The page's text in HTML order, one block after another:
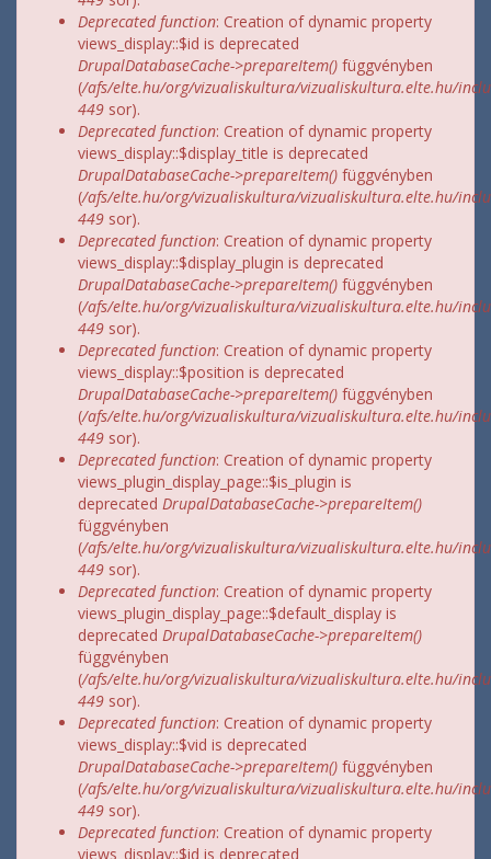
Deprecated function: Creation of dynamic property
views_display::$id is deprecated
DrupalDatabaseCache->prepareItem() függvényben
(/afs/elte.hu/org/vizualiskultura/vizualiskultura.elte.hu/
449 sor).
Deprecated function: Creation of dynamic property
views_display::$display_title is deprecated
DrupalDatabaseCache->prepareItem() függvényben
(/afs/elte.hu/org/vizualiskultura/vizualiskultura.elte.hu/
449 sor).
Deprecated function: Creation of dynamic property
views_display::$display_plugin is deprecated
DrupalDatabaseCache->prepareItem() függvényben
(/afs/elte.hu/org/vizualiskultura/vizualiskultura.elte.hu/
449 sor).
Deprecated function: Creation of dynamic property
views_display::$position is deprecated
DrupalDatabaseCache->prepareItem() függvényben
(/afs/elte.hu/org/vizualiskultura/vizualiskultura.elte.hu/
449 sor).
Deprecated function: Creation of dynamic property
views_plugin_display_page::$is_plugin is
deprecated DrupalDatabaseCache->prepareItem()
függvényben
(/afs/elte.hu/org/vizualiskultura/vizualiskultura.elte.hu/
449 sor).
Deprecated function: Creation of dynamic property
views_plugin_display_page::$default_display is
deprecated DrupalDatabaseCache->prepareItem()
függvényben
(/afs/elte.hu/org/vizualiskultura/vizualiskultura.elte.hu/
449 sor).
Deprecated function: Creation of dynamic property
views_display::$vid is deprecated
DrupalDatabaseCache->prepareItem() függvényben
(/afs/elte.hu/org/vizualiskultura/vizualiskultura.elte.hu/
449 sor).
Deprecated function: Creation of dynamic property
views_display::$id is deprecated